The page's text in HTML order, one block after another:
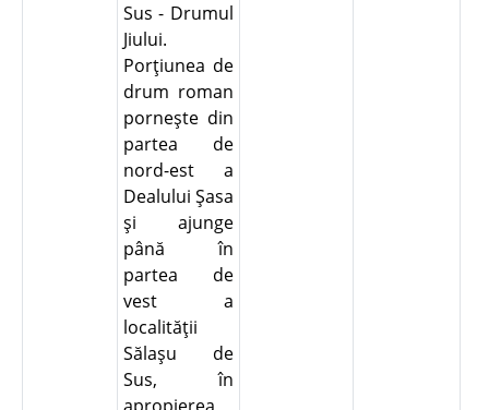
Sus - Drumul
Jiului.
Porţiunea de
drum roman
porneşte din
partea de
nord-est a
Dealului Şasa
şi ajunge
până în
partea de
vest a
localităţii
Sălaşu de
Sus, în